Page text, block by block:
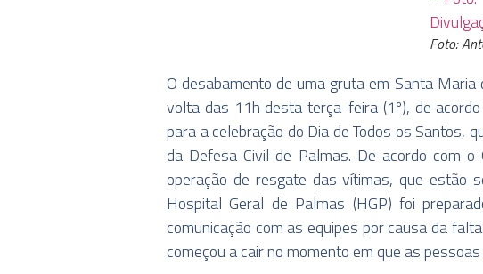
Foto:
O desabamento de uma gruta em Santa
volta das 11h desta terça-feira (1º), de
para a celebração do Dia de Todos os Santos,
da Defesa Civil de Palmas. De acordo com
operação de resgate das vítimas, que estão
Hospital Geral de Palmas (HGP) foi
comunicação com as equipes por causa da
começou a cair no momento em que as